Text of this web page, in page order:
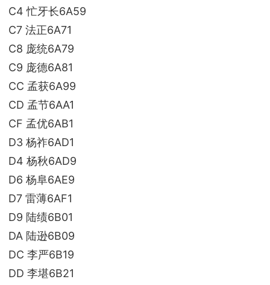
C4 忙牙长6A59
C7 法正6A71
C8 庞统6A79
C9 庞德6A81
CC 孟获6A99
CD 孟节6AA1
CF 孟优6AB1
D3 杨祚6AD1
D4 杨秋6AD9
D6 杨阜6AE9
D7 雷薄6AF1
D9 陆绩6B01
DA 陆逊6B09
DC 李严6B19
DD 李堪6B21